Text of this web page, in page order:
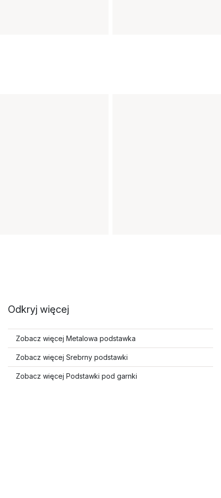
Odkryj więcej
Zobacz więcej Metalowa podstawka
Zobacz więcej Srebrny podstawki
Zobacz więcej Podstawki pod garnki